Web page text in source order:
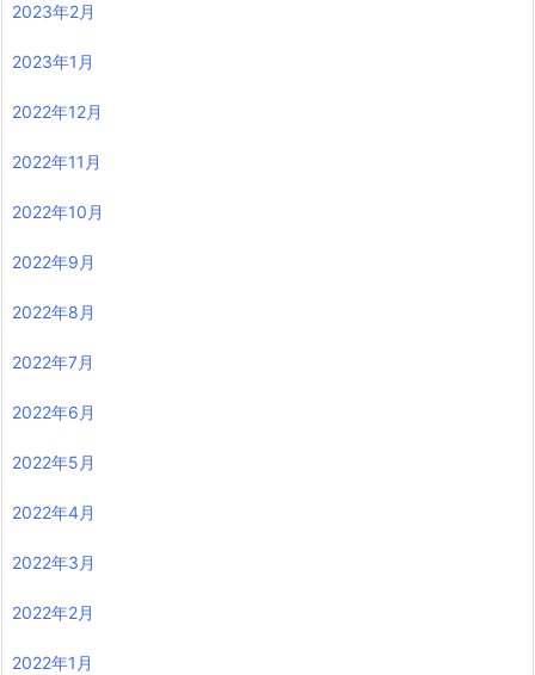
2023年2月
2023年1月
2022年12月
2022年11月
2022年10月
2022年9月
2022年8月
2022年7月
2022年6月
2022年5月
2022年4月
2022年3月
2022年2月
2022年1月